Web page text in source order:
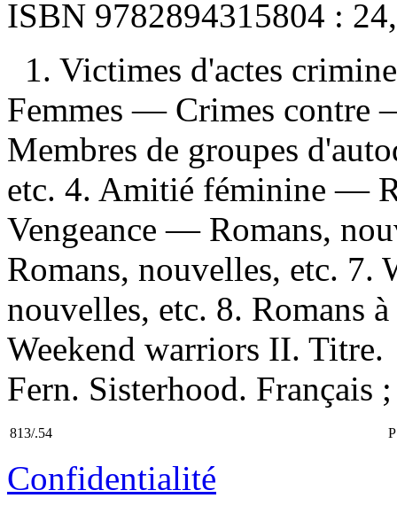
ISBN 9782894315804 :
1. Victimes d'actes
Femmes — Crimes contre
Membres de groupes
etc. 4. Amitié féminine —
Vengeance — Romans,
Romans, nouvelles, etc.
nouvelles, etc. 8. Romans
Weekend warriors II.
Fern. Sisterhood. Français
813/.54
Confidentialité